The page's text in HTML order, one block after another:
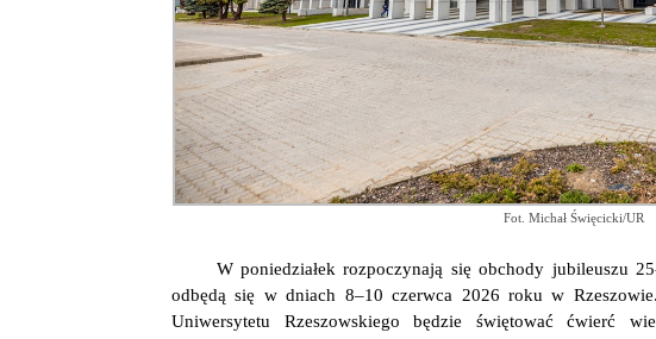
Fot. Michał Święcicki/UR
W poniedziałek rozpoczynają się obchody jubileuszu
odbędą się w dniach 8–10 czerwca 2026 roku w
Uniwersytetu Rzeszowskiego będzie świętować ćwierć